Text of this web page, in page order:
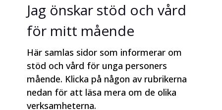
Jag önskar stöd och vård
för mitt mående
Här samlas sidor som informerar om
stöd och vård för unga personers
mående. Klicka på någon av rubrikerna
nedan för att läsa mera om de olika
verksamheterna.